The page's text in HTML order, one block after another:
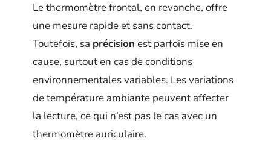
Le thermomètre frontal, en revanche, offre
une mesure rapide et sans contact.
Toutefois, sa précision est parfois mise en
cause, surtout en cas de conditions
environnementales variables. Les variations
de température ambiante peuvent affecter
la lecture, ce qui n’est pas le cas avec un
thermomètre auriculaire.